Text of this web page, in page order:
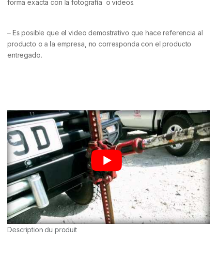
forma exacta con la fotografía o videos.
– Es posible que el video demostrativo que hace referencia al
producto o a la empresa, no corresponda con el producto
entregado.
Description du produit